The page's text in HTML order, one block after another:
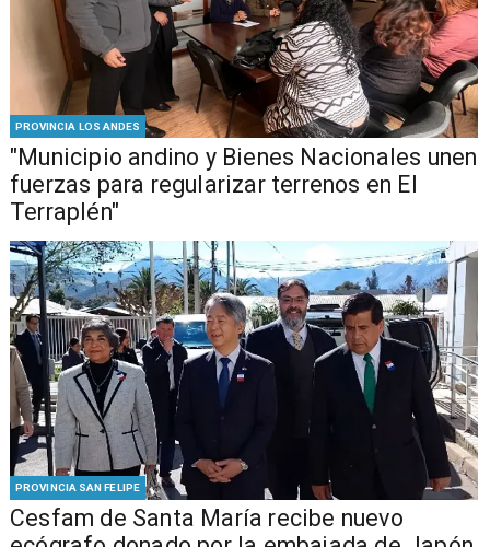
PROVINCIA LOS ANDES
"Municipio andino y Bienes Nacionales unen
fuerzas para regularizar terrenos en El
Terraplén"
PROVINCIA SAN FELIPE
Cesfam de Santa María recibe nuevo